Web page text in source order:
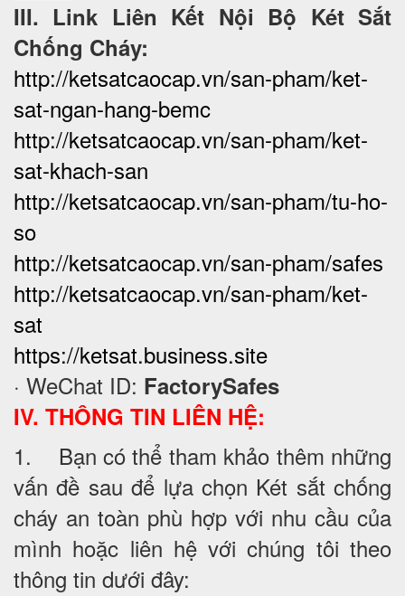
III. Link Liên Kết Nội Bộ Két Sắt
Chống Cháy:
http://ketsatcaocap.vn/san-pham/ket-
sat-ngan-hang-bemc
http://ketsatcaocap.vn/san-pham/ket-
sat-khach-san
http://ketsatcaocap.vn/san-pham/tu-ho-
so
http://ketsatcaocap.vn/san-pham/safes
http://ketsatcaocap.vn/san-pham/ket-
sat
https://ketsat.business.site
· WeChat ID: FactorySafes
IV. THÔNG TIN LIÊN HỆ:
1. Bạn có thể tham khảo thêm những
vấn đề sau để lựa chọn Két sắt chống
cháy an toàn phù hợp với nhu cầu của
mình hoặc liên hệ với chúng tôi theo
thông tin dưới đây: